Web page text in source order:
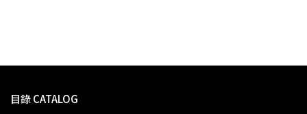
目錄 CATALOG